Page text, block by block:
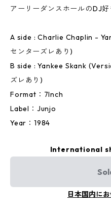
アーリーダンスホールのDJ好
A side : Charlie Chaplin -
センターズレあり)
B side : Yankee Skank
ズレあり)
Format：7Inch
Label：Junjo
Year：1984
International
日本国内に